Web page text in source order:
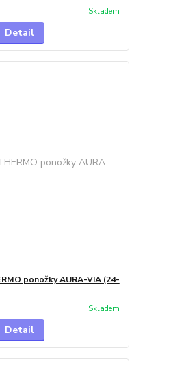
Skladem
Detail
ponožky AURA-VIA (24-
Skladem
Detail